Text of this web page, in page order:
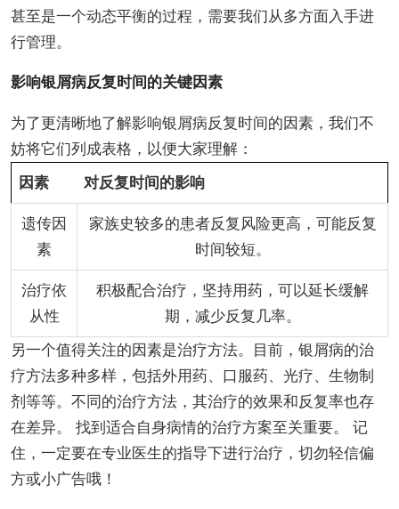
甚至是一个动态平衡的过程，需要我们从多方面入手进
行管理。
影响银屑病反复时间的关键因素
为了更清晰地了解影响银屑病反复时间的因素，我们不
妨将它们列成表格，以便大家理解：
因素
对反复时间的影响
遗传因
素
家族史较多的患者反复风险更高，可能反复
时间较短。
治疗依
从性
积极配合治疗，坚持用药，可以延长缓解
期，减少反复几率。
另一个值得关注的因素是治疗方法。目前，银屑病的治
疗方法多种多样，包括外用药、口服药、光疗、生物制
剂等等。不同的治疗方法，其治疗的效果和反复率也存
在差异。 找到适合自身病情的治疗方案至关重要。 记
住，一定要在专业医生的指导下进行治疗，切勿轻信偏
方或小广告哦！